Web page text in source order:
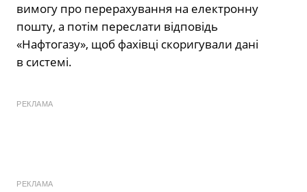
вимогу про перерахування на електронну
пошту, а потім переслати відповідь
«Нафтогазу», щоб фахівці скоригували дані
в системі.
РЕКЛАМА
РЕКЛАМА